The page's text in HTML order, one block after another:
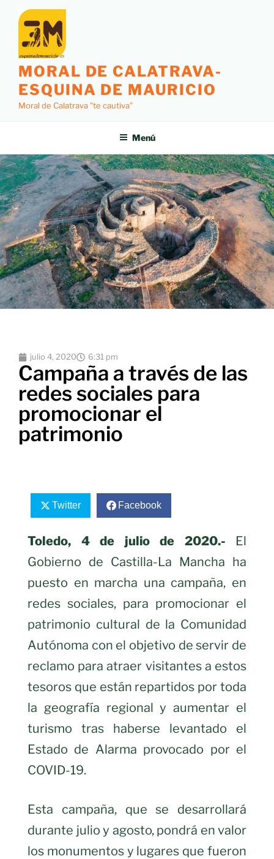
MORAL DE CALATRAVA-
ESQUINA DE MAURICIO
Moral de Calatrava "te cautiva"
Menú
julio 4, 2020 6:31 pm
Campaña a través de las
redes sociales para
promocionar el
patrimonio
Twitter Facebook
Toledo, 4 de julio de 2020.- El
Gobierno de Castilla-La Mancha ha
puesto en marcha una campaña, en
redes sociales, para promocionar el
patrimonio cultural de la Comunidad
Autónoma con el objetivo de servir de
reclamo para atraer visitantes a estos
tesoros que están repartidos por toda
la geografía regional y aumentar el
turismo tras haberse levantado el
Estado de Alarma provocado por el
COVID-19.
Esta campaña, que se desarrollará
durante julio y agosto, pondrá en valor
los monumentos y lugares que fueron